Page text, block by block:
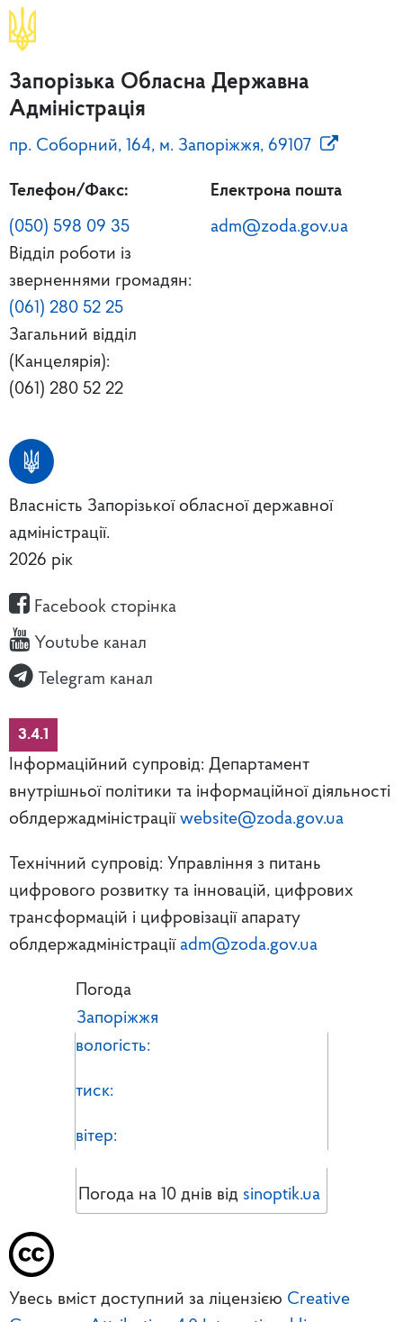
Запорізька Обласна Державна
Адміністрація
пр. Соборний, 164, м. Запоріжжя, 69107
Телефон/Факс:
(050) 598 09 35
Відділ роботи із
зверненнями громадян:
(061) 280 52 25
Загальний відділ
(Канцелярія):
(061) 280 52 22
Електрона пошта
adm@zoda.gov.ua
Власність Запорізької обласної державної
адміністрації.
2026 рік
Facebook сторінка
Youtube канал
Telegram канал
3.4.1
Інформаційний супровід: Департамент
внутрішньої політики та інформаційної діяльності
облдержадміністрації website@zoda.gov.ua
Технічний супровід: Управління з питань
цифрового розвитку та інновацій, цифрових
трансформацій і цифровізації апарату
облдержадміністрації adm@zoda.gov.ua
Погода
Запоріжжя
вологість:
тиск:
вітер:
Погода на 10 днів від sinoptik.ua
Увесь вміст доступний за ліцензією Creative